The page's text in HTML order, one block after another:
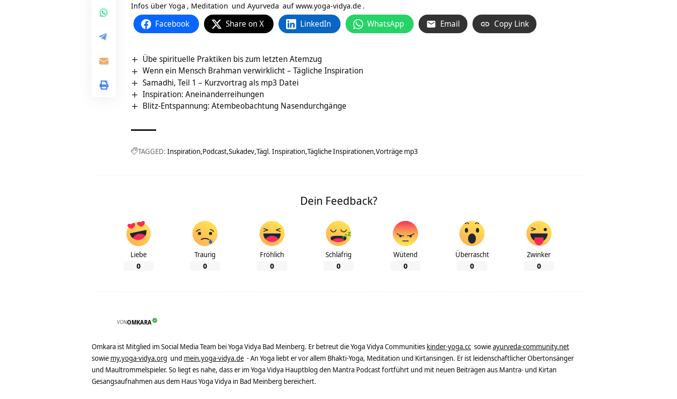
Infos über Yoga , Meditation und Ayurveda aufwww.yoga-vidya.de .
Facebook Share on X LinkedIn WhatsApp Email Copy Link
Übe spirituelle Praktiken bis zum letzten Atemzug
Wenn ein Mensch Brahman verwirklicht – Tägliche Inspiration
Samadhi, Teil 1 – Kurzvortrag als mp3 Datei
Inspiration: Aneinanderreihungen
Blitz-Entspannung: Atembeobachtung Nasendurchgänge
TAGGED: Inspiration Podcast Sukadev Tägl. Inspiration Tägliche Inspirationen Vorträge mp3
Dein Feedback?
Liebe
0
Traurig
0
Fröhlich
0
Schläfrig
0
Wütend
0
Überrascht
0
Zwinker
0
VONOMKARA
Omkara ist Mitglied im Social Media Team bei Yoga Vidya Bad Meinberg. Er betreut die Yoga Vidya Communities kinder-yoga.cc sowieayurveda-community.net
sowie my.yoga-vidya.org und mein.yoga-vidya.de - An Yoga liebt er vor allem Bhakti-Yoga, Meditation und Kirtansingen. Er ist leidenschaftlicher Obertonsänger
und Maultrommelspieler. So liegt es nahe, dass er im Yoga Vidya Hauptblog den Mantra Podcast fortführt und mit neuen Beiträgen aus Mantra- und Kirtan
Gesangsaufnahmen aus dem Haus Yoga Vidya in Bad Meinberg bereichert.